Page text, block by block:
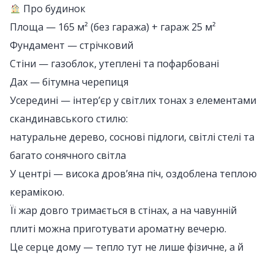
Про будинок
Площа — 165 м² (без гаража) + гараж 25 м²
Фундамент — стрічковий
Стіни — газоблок, утеплені та пофарбовані
Дах — бітумна черепиця
Усередині — інтер’єр у світлих тонах з елементами
скандинавського стилю:
натуральне дерево, соснові підлоги, світлі стелі та
багато сонячного світла
У центрі — висока дров’яна піч, оздоблена теплою
керамікою.
Її жар довго тримається в стінах, а на чавунній
плиті можна приготувати ароматну вечерю.
Це серце дому — тепло тут не лише фізичне, а й